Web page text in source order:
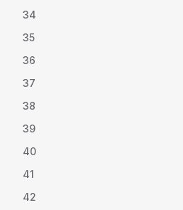
34
35
36
37
38
39
40
41
42